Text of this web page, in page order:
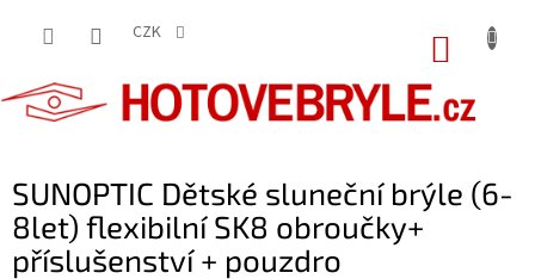
CZK
SUNOPTIC Dětské sluneční brýle (6-
8let) flexibilní SK8 obroučky+
příslušenství + pouzdro